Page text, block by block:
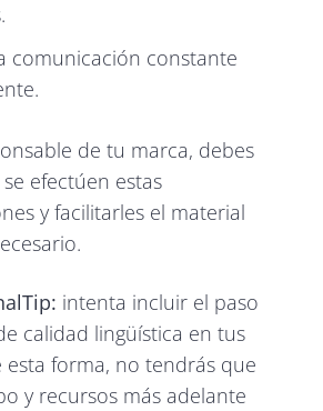
comunicación constante
de tu marca, debes
efectúen estas
y facilitarles el material
intenta incluir el paso
calidad lingüística en tus
esta forma, no tendrás que
y recursos más adelante